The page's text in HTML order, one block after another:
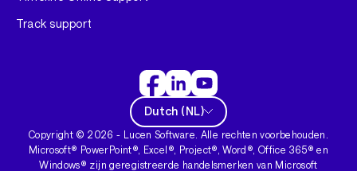
Track support
Dutch (NL)
Copyright ©2026 - Lucen Software. Alle rechten voorbehouden.
Microsoft® PowerPoint®, Excel®, Project®, Word®, Office 365® en
Windows® zijn geregistreerde handelsmerken van Microsoft